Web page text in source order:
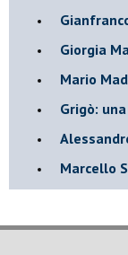
Giorgia
Mario
Grigò:
​Marcello